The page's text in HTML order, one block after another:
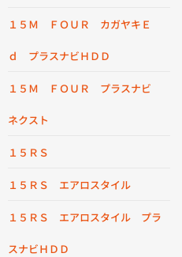
１５Ｍ ＦＯＵＲ カガヤキＥ
ｄ プラスナビＨＤＤ
１５Ｍ ＦＯＵＲ プラスナビ
ネクスト
１５ＲＳ
１５ＲＳ エアロスタイル
１５ＲＳ エアロスタイル プラ
スナビＨＤＤ